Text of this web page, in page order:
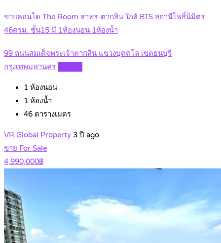
ขายคอนโด The Room สาทร-ตากสิน ใกล้ BTS สถานีโพธิ์นิมิตร
46ตรม. ชั้น15 มี 1ห้องนอน 1ห้องน้ำ
99 ถนนสมเด็จพระเจ้าตากสิน แขวงบุคคโล เขตธนบุรี
กรุงเทพมหานคร
1 ห้องนอน
1 ห้องน้ำ
46 ตารางเมตร
VR Global Property 3 ปี ago
ขาย For Sale
4,990,000฿